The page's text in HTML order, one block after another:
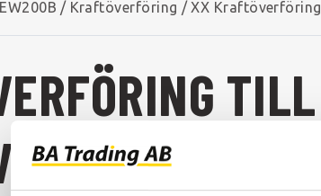
EW200B / Kraftöverföring / XX Kraftöverföring
TILL